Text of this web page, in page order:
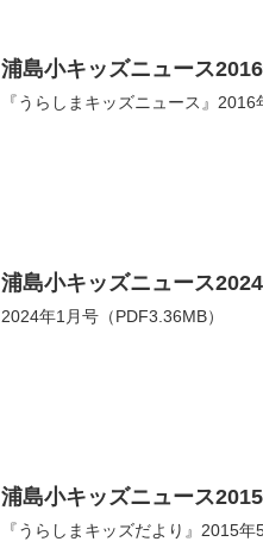
浦島小キッズニュース
『うらしまキッズニュース』
浦島小キッズニュース
2024年1月号（PDF3.36MB）
浦島小キッズニュース
『うらしまキッズだより』2015